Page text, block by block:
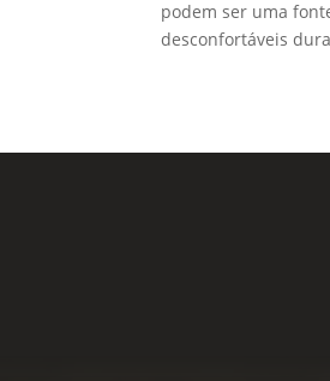
podem ser uma
desconfortáveis